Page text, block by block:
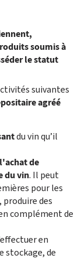
soumis à
le statut
suivantes
agréé
du vin qu’il
de
du vin. Il peut
pour les
des
complément de
en
stockage, de